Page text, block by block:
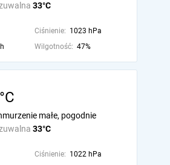
33°C
Ciśnienie: 1023 hPa
Wilgotność: 47%
33°C
małe, pogodnie
Ciśnienie: 1022 hPa